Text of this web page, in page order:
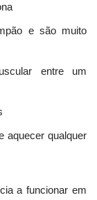
e são muito
entre um
aquecer qualquer
a funcionar em